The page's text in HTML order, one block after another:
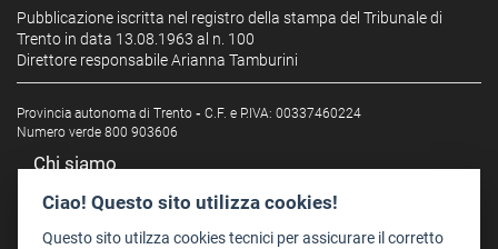
Pubblicazione iscritta nel registro della stampa del Tribunale di
Trento in data 13.08.1963 al n. 100
Direttore responsabile Arianna Tamburini
Provincia autonoma di Trento - C.F. e P.IVA: 00337460224
Numero verde 800 903606
Chi siamo
Redazione
Staff
Ciao! Questo sito utilizza cookies!
Questo sito utilzza cookies tecnici per assicurare il corretto